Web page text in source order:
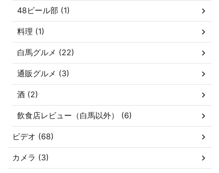
48ビール部 (1)
料理 (1)
白馬グルメ (22)
通販グルメ (3)
酒 (2)
飲食店レビュー（白馬以外） (6)
ビデオ (68)
カメラ (3)